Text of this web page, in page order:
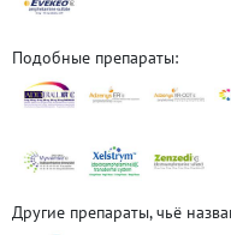
Подобные препараты:
Другие препараты, чьё